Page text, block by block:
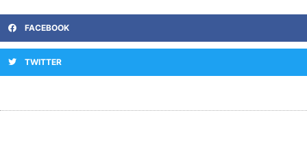
FACEBOOK
TWITTER